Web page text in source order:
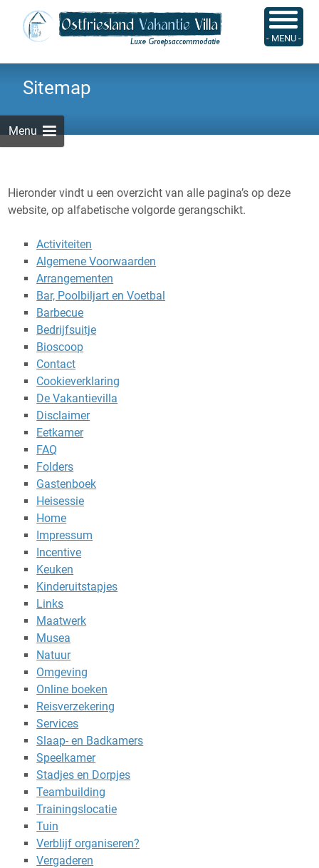
Menu
Skip
to
content
Zoeken
naar:
Sitemap
Hieronder vindt u een overzicht van alle pagina’s op deze
website, op alfabetische volgorde gerangschikt.
Activiteiten
Algemene Voorwaarden
Arrangementen
Bar, Poolbiljart en Voetbal
Barbecue
Bedrijfsuitje
Bioscoop
Contact
Cookieverklaring
De Vakantievilla
Disclaimer
Eetkamer
FAQ
Folders
Gastenboek
Heisessie
Home
Impressum
Incentive
Keuken
Kinderuitstapjes
Links
Maatwerk
Musea
Natuur
Omgeving
Online boeken
Reisverzekering
Services
Slaap- en Badkamers
Speelkamer
Stadjes en Dorpjes
Teambuilding
Trainingslocatie
Tuin
Verblijf organiseren?
Vergaderen
- MENU -